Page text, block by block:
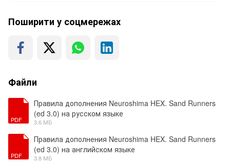
Поширити у соцмережах
Файли
PDF
Правила дополнения Neuroshima HEX. Sand Runners
(ed 3.0) на русском языке
3.6 МБ
PDF
Правила дополнения Neuroshima HEX. Sand Runners
(ed 3.0) на английском языке
3.8 МБ